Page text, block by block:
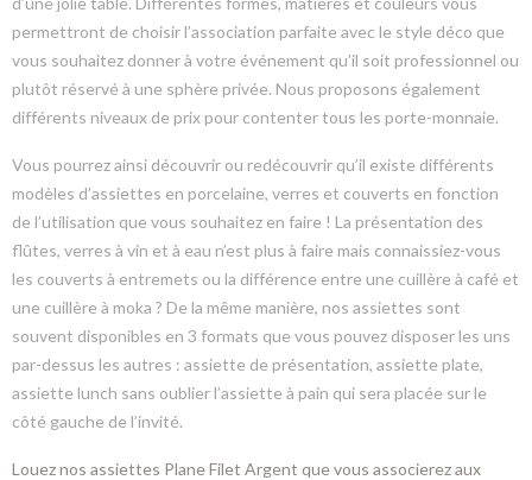
permettront de choisir l’association parfaite avec le style déco que
vous souhaitez donner à votre événement qu’il soit professionnel ou
plutôt réservé à une sphère privée. Nous proposons également
différents niveaux de prix pour contenter tous les porte-monnaie.
Vous pourrez ainsi découvrir ou redécouvrir qu’il existe différents
modèles d’assiettes en porcelaine, verres et couverts en fonction
de l’utilisation que vous souhaitez en faire ! La présentation des
flûtes, verres à vin et à eau n’est plus à faire mais connaissiez-vous
les couverts à entremets ou la différence entre une cuillère à café et
une cuillère à moka ? De la même manière, nos assiettes sont
souvent disponibles en 3 formats que vous pouvez disposer les uns
par-dessus les autres : assiette de présentation, assiette plate,
assiette lunch sans oublier l’assiette à pain qui sera placée sur le
côté gauche de l’invité.
Louez nos assiettes Plane Filet Argent que vous associerez aux